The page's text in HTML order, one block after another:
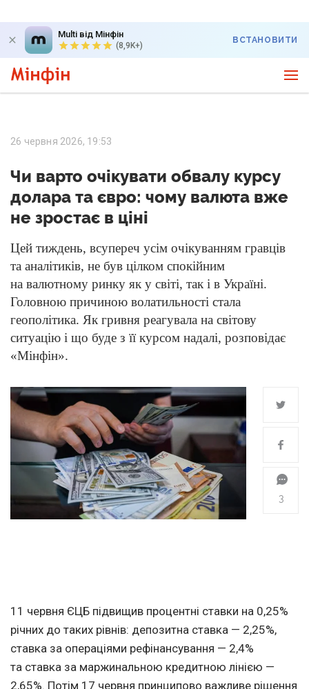
Multi від Мінфін
(8,9K+)
ВСТАНОВИТИ
26 червня 2026, 19:53
Чи варто очікувати обвалу курсу
долара та євро: чому валюта вже
не зростає в ціні
Цей тиждень, всупереч усім очікуванням гравців
та аналітиків, не був цілком спокійним
на валютному ринку як у світі, так і в Україні.
Головною причиною волатильності стала
геополітика. Як гривня реагувала на світову
ситуацію і що буде з її курсом надалі, розповідає
«Мінфін».
3
11 червня ЄЦБ підвищив процентні ставки на 0,25%
річних до таких рівнів: депозитна ставка — 2,25%,
ставка за операціями рефінансування — 2,4%
та ставка за маржинальною кредитною лінією —
2,65%. Потім 17 червня принципово важливе рішення